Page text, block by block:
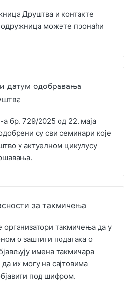
Друштва и контакте
можете пронаћи
датум одобравања
бр. 729/2025 од 22. маја
су сви семинари које
у актуелном цикулусу
за такмичења
такмичења да у
о заштити података о
имена такмичара
да их могу на сајтовима
под шифром.